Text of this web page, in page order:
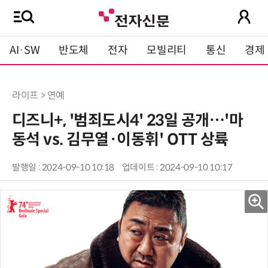
AI·SW 반도체 전자 모빌리티 통신 경제
라이프 > 연예
디즈니+, '범죄도시4' 23일 공개…'마
동석 vs. 김무열·이동휘' OTT 상륙
발행일 : 2024-09-10 10:18 업데이트 : 2024-09-10 10:17